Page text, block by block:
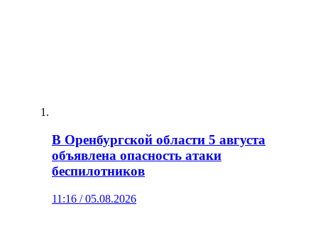
В Оренбургской области 5 августа
объявлена опасность атаки
беспилотников
11:16 / 05.08.2026